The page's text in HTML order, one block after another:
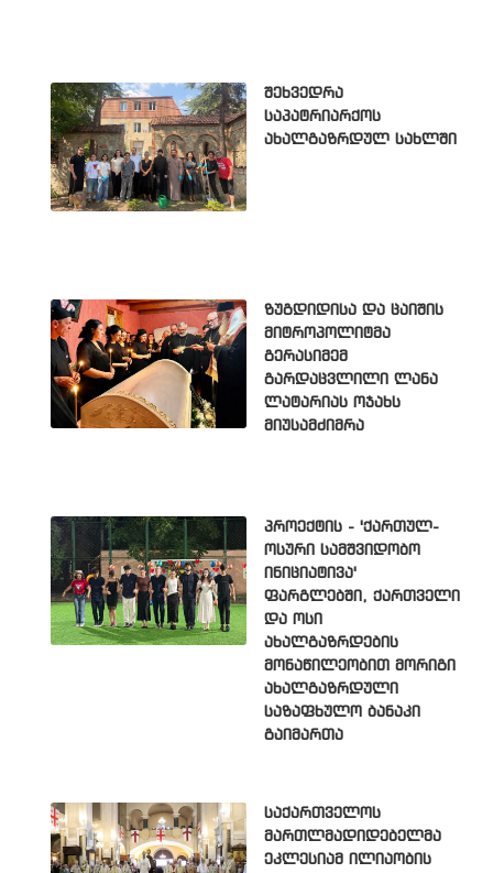
შეხვედრა
საპატრიარქოს
ახალგაზრდულ სახლში
ზუგდიდისა და ცაიშის
მიტროპოლიტმა
გერასიმემ
გარდაცვლილი ლანა
ლატარიას ოჯახს
მიუსამძიმრა
პროექტის - 'ქართულ-
ოსური სამშვიდობო
ინიციატივა'
ფარგლებში, ქართველი
და ოსი
ახალგაზრდების
მონაწილეობით მორიგი
ახალგაზრდული
საზაფხულო ბანაკი
გაიმართა
საქართველოს
მართლმადიდებელმა
ეკლესიამ ილიაობის